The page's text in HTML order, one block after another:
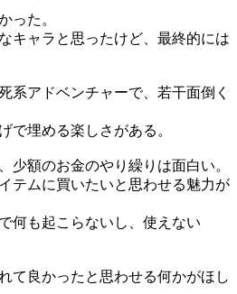
った。
キャラと思ったけど、最終的には
系アドベンチャーで、若干面倒く
で埋める楽しさがある。
少額のお金のやり繰りは面白い。
テムに買いたいと思わせる魅力が
何も起こらないし、使えない
て良かったと思わせる何かがほし